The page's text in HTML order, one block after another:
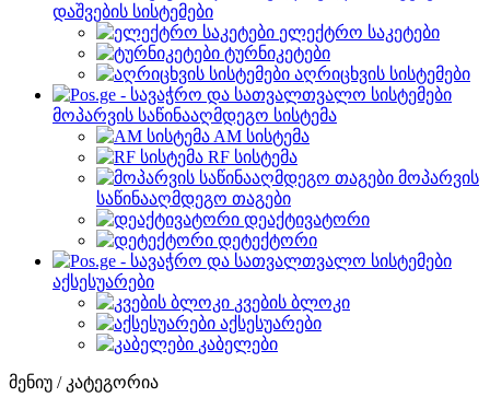
დაშვების სისტემები
ელექტრო საკეტები
ტურნიკეტები
აღრიცხვის სისტემები
მოპარვის საწინააღმდეგო სისტემა
AM სისტემა
RF სისტემა
მოპარვის
საწინააღმდეგო თაგები
დეაქტივატორი
დეტექტორი
აქსესუარები
კვების ბლოკი
აქსესუარები
კაბელები
მენიუ / კატეგორია